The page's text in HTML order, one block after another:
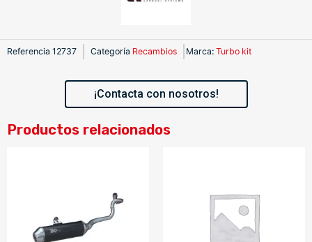
Referencia 12737 Categoría Recambios Marca: Turbo kit
¡Contacta con nosotros!
Productos relacionados